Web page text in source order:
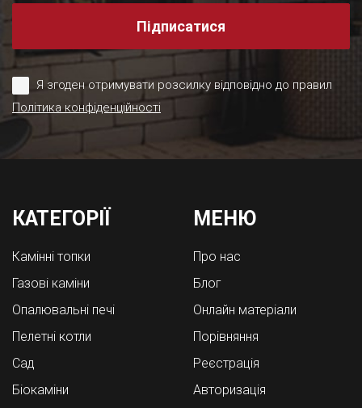
Підписатися
Я згоден отримувати розсилку відповідно до правил
Політика конфіденційності
КАТЕГОРІЇ
Камінні топки
Газові каміни
Опалювальні печі
Пелетні котли
Cад
Біокаміни
МЕНЮ
Про нас
Блог
Онлайн матеріали
Порівняння
Реєстрація
Авторизація